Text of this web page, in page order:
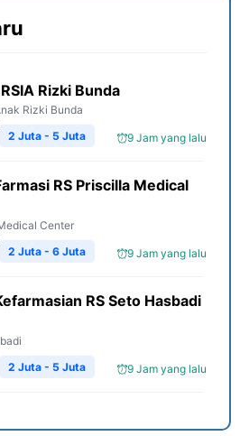
Rizki Bunda
Rizki Bunda
9 Jam yang lalu
2 Juta - 5 Juta
RS Priscilla Medical
Center
9 Jam yang lalu
2 Juta - 6 Juta
RS Seto Hasbadi
9 Jam yang lalu
2 Juta - 5 Juta